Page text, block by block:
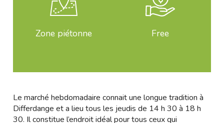
Zone piétonne Free
Le marché hebdomadaire connait une longue tradition à
Differdange et a lieu tous les jeudis de 14 h 30 à 18 h
30. Il constitue l’endroit idéal pour tous ceux qui